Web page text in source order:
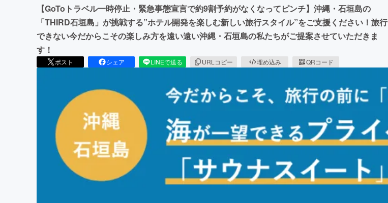
【GoToトラベル一時停止・緊急事態宣言で約9割予約がなくなってピンチ】沖縄・石垣島の
「THIRD石垣島」が挑戦する”ホテル開発を楽しむ新しい旅行スタイル”をご支援ください！旅行
できない今だからこその楽しみ方を遠い遠い沖縄・石垣島の私たちがご提案させていただきま
す！
ポスト シェア LINEで送る URLコピー 埋め込み QRコード